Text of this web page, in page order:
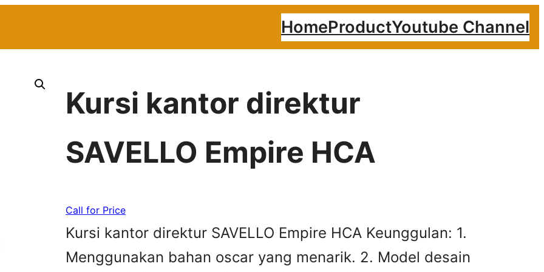
HomeProductYoutube Channel
Kursi kantor direktur
SAVELLO Empire HCA
Call for Price
Kursi kantor direktur SAVELLO Empire HCA Keunggulan: 1.
Menggunakan bahan oscar yang menarik. 2. Model desain